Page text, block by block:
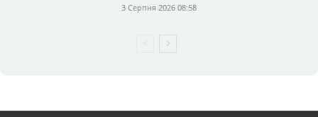
3 Серпня 2026 08:58